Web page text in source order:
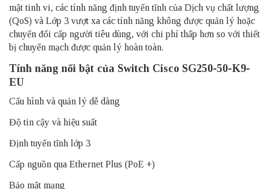
mật tinh vi, các tính năng định tuyến tĩnh của Dịch vụ chất lượng
(QoS) và Lớp 3 vượt xa các tính năng không được quản lý hoặc
chuyển đổi cấp người tiêu dùng, với chi phí thấp hơn so với thiết
bị chuyển mạch được quản lý hoàn toàn.
Tính năng nổi bật của Switch Cisco SG250-50-K9-
EU
Cấu hình và quản lý dễ dàng
Độ tin cậy và hiệu suất
Định tuyến tĩnh lớp 3
Cấp nguồn qua Ethernet Plus (PoE +)
Bảo mật mạng